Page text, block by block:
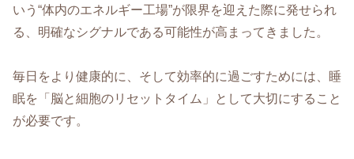
いう“体内のエネルギー工場”が限界を迎えた際に発せられ
る、明確なシグナルである可能性が高まってきました。
毎日をより健康的に、そして効率的に過ごすためには、睡
眠を「脳と細胞のリセットタイム」として大切にすること
が必要です。